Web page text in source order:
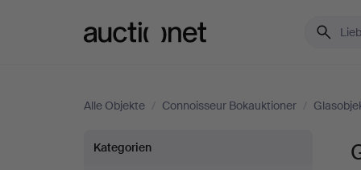
Alle Objekte / Connoisseur Bokauktioner /
Glaskunst
Kategorien